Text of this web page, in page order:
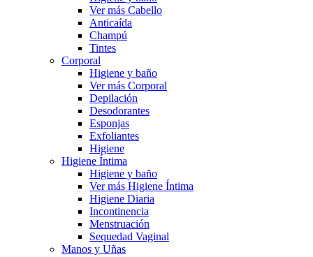
Ver más Cabello
Anticaída
Champú
Tintes
Corporal
Higiene y baño
Ver más Corporal
Depilación
Desodorantes
Esponjas
Exfoliantes
Higiene
Higiene Íntima
Higiene y baño
Ver más Higiene Íntima
Higiene Diaria
Incontinencia
Menstruación
Sequedad Vaginal
Manos y Uñas